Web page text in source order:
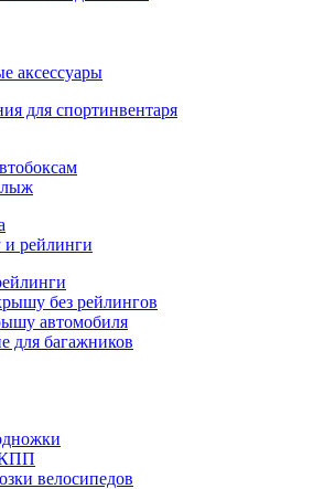
аксессуары
для спортинвентаря
лыж
рейлинги
без рейлингов
автомобиля
для багажников
КПП
велосипедов